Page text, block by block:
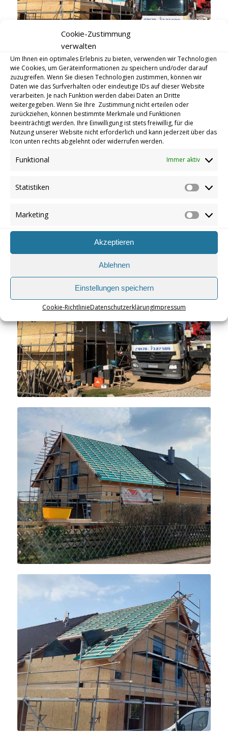
Cookie-Zustimmung
verwalten
Um Ihnen ein optimales Erlebnis zu bieten, verwenden wir Technologien
wie Cookies, um Geräteinformationen zu speichern und/oder darauf
zuzugreifen. Wenn Sie diesen Technologien zustimmen, können wir
Daten wie das Surfverhalten oder eindeutige IDs auf dieser Website
verarbeiten. Je nach Funktion werden dabei Daten an Dritte
weitergegeben. Wenn Sie Ihre Zustimmung nicht erteilen oder
zurückziehen, können bestimmte Merkmale und Funktionen
beeinträchtigt werden. Ihre Einwilligung ist stets freiwillig, für die
Nutzung unserer Website nicht erforderlich und kann jederzeit über das
Icon unten rechts abgelehnt oder widerrufen werden.
Funktional Immer aktiv
Statistiken
Marketing
Akzeptieren
Ablehnen
Einstellungen speichern
Cookie-RichtlinieDatenschutzerklärungImpressum